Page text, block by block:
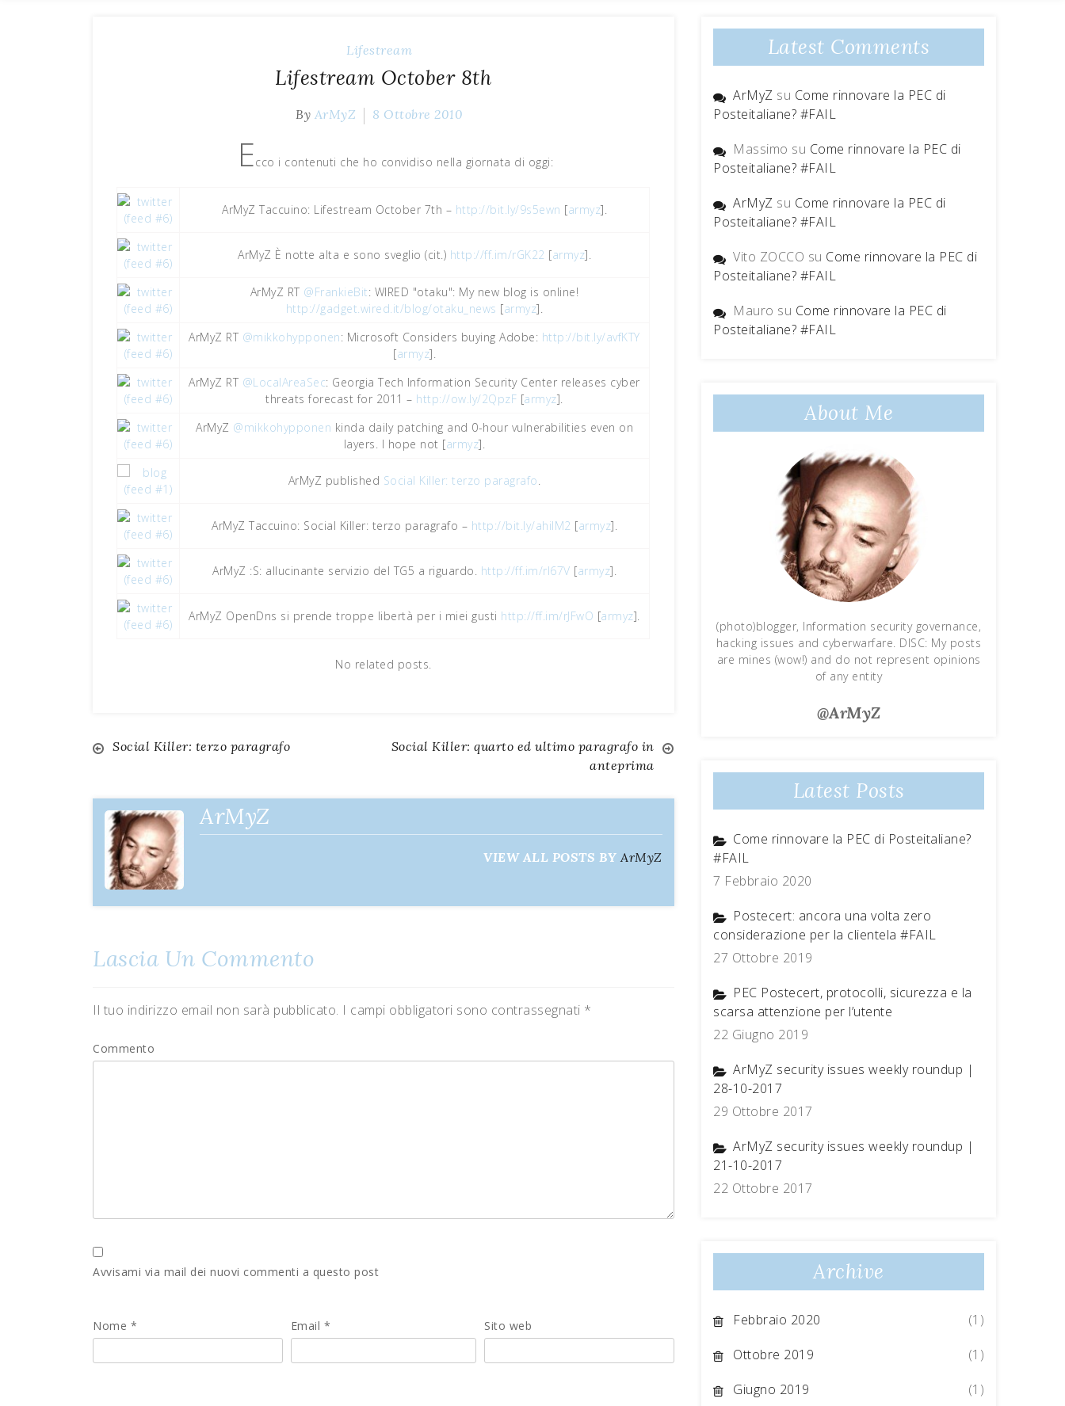
Lifestream
Lifestream October 8th
By ArMyZ 8 Ottobre 2010
Ecco i contenuti che ho convidiso nella giornata di oggi:
ArMyZ Taccuino: Lifestream October 7th – http://bit.ly/9s5ewn [armyz].
ArMyZ È notte alta e sono sveglio (cit.) http://ff.im/rGK22 [armyz].
ArMyZ RT @FrankieBit: WIRED "otaku": My new blog is online!
http://gadget.wired.it/blog/otaku_news [armyz].
ArMyZ RT @mikkohypponen: Microsoft Considers buying Adobe: http://bit.ly/avfKTY
[armyz].
ArMyZ RT @LocalAreaSec: Georgia Tech Information Security Center releases cyber
threats forecast for 2011 – http://ow.ly/2QpzF [armyz].
ArMyZ @mikkohypponen kinda daily patching and 0-hour vulnerabilities even on
layers. I hope not [armyz].
ArMyZ published Social Killer: terzo paragrafo.
ArMyZ Taccuino: Social Killer: terzo paragrafo – http://bit.ly/ahiIM2 [armyz].
ArMyZ :S: allucinante servizio del TG5 a riguardo. http://ff.im/rI67V [armyz].
ArMyZ OpenDns si prende troppe libertà per i miei gusti http://ff.im/rJFwO [armyz].
No related posts.
Navigazione
articoli
Social Killer: terzo paragrafo
Social Killer: quarto ed ultimo paragrafo in
anteprima
ArMyZ
VIEW ALL POSTS BYArMyZ
Lascia Un Commento
Il tuo indirizzo email non sarà pubblicato. I campi obbligatori sono contrassegnati *
Commento
Avvisami via mail dei nuovi commenti a questo post
Nome * Email * Sito web
Latest Comments
ArMyZ su Come rinnovare la PEC di
Posteitaliane? #FAIL
Massimo su Come rinnovare la PEC di
Posteitaliane? #FAIL
ArMyZ su Come rinnovare la PEC di
Posteitaliane? #FAIL
Vito ZOCCO su Come rinnovare la PEC di
Posteitaliane? #FAIL
Mauro su Come rinnovare la PEC di
Posteitaliane? #FAIL
About Me
(photo)blogger, Information security governance,
hacking issues and cyberwarfare. DISC: My posts
are mines (wow!) and do not represent opinions
of any entity
@ArMyZ
Latest Posts
Come rinnovare la PEC di Posteitaliane?
#FAIL
7 Febbraio 2020
Postecert: ancora una volta zero
considerazione per la clientela #FAIL
27 Ottobre 2019
PEC Postecert, protocolli, sicurezza e la
scarsa attenzione per l’utente
22 Giugno 2019
ArMyZ security issues weekly roundup |
28-10-2017
29 Ottobre 2017
ArMyZ security issues weekly roundup |
21-10-2017
22 Ottobre 2017
Archive
Febbraio 2020
(1)
Ottobre 2019
(1)
Giugno 2019
(1)